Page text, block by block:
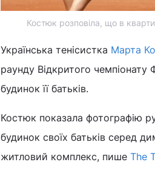
Костюк розповіла, що в
Українська тенісистка Марта
раунду Відкритого чемпіонату
будинок її батьків.
Костюк показала фотографію
будинок своїх батьків серед
житловий комплекс, пише The